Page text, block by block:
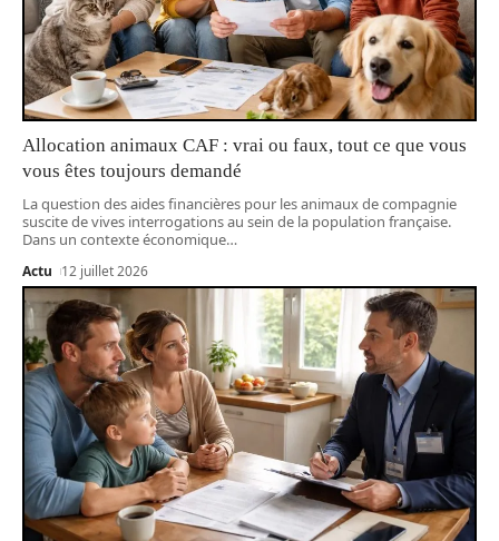
Allocation animaux CAF : vrai ou faux, tout ce que vous
vous êtes toujours demandé
La question des aides financières pour les animaux de compagnie
suscite de vives interrogations au sein de la population française.
Dans un contexte économique…
Actu 12 juillet 2026